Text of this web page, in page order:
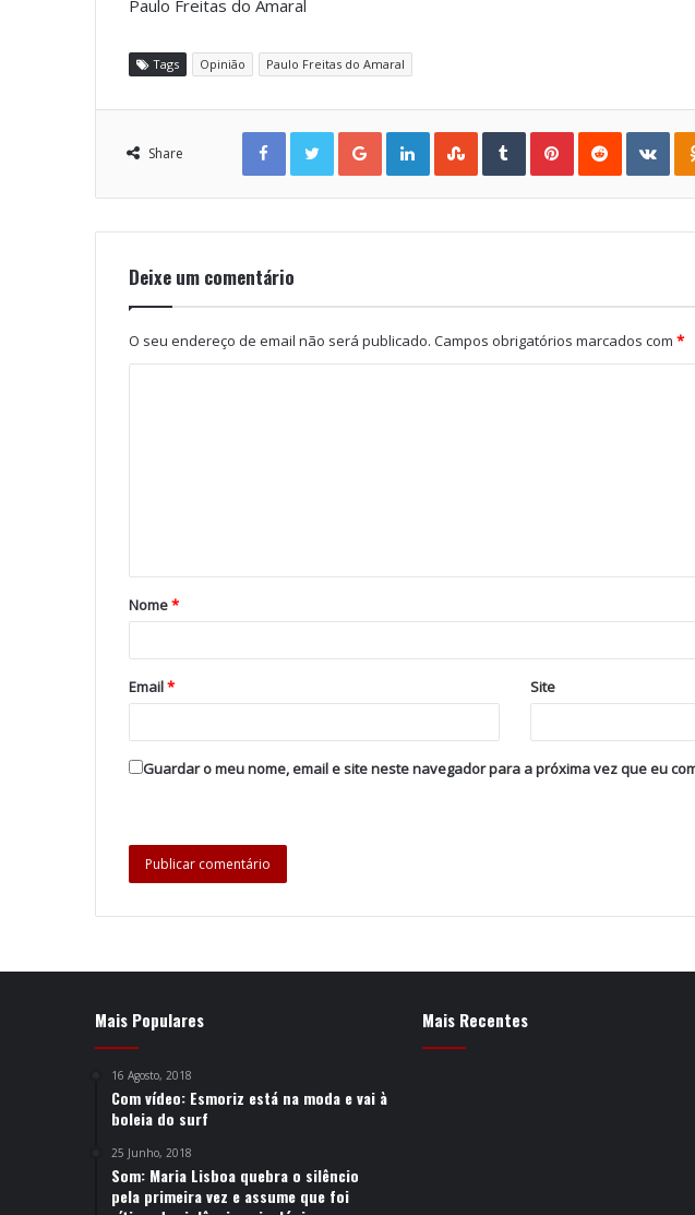
Paulo Freitas do Amaral
Tags Opinião Paulo Freitas do Amaral
Share
Facebook Twitter Google+ LinkedIn StumbleUpon Tumblr Pinterest Reddit VKontakte
Deixe um comentário
O seu endereço de email não será publicado. Campos obrigatórios marcados com *
Nome*
Email* Site
Guardar o meu nome, email e site neste navegador para a próxima vez que eu
Mais Populares
16 Agosto, 2018
Com vídeo: Esmoriz está na moda e vai à
boleia do surf
25 Junho, 2018
Som: Maria Lisboa quebra o silêncio
pela primeira vez e assume que foi
Mais Recentes